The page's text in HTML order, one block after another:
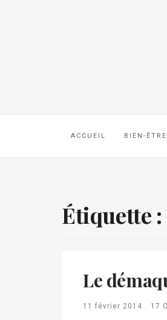
ACCUEIL BIEN-ÊTRE
Étiquette :
Le
11 février 2014 17